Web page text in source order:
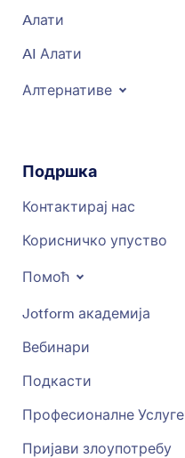
Aлати
AI Алати
Алтернативе
Подршка
Контактирај нас
Корисничко упуство
Помоћ
Jotform академија
Вебинари
Подкасти
Професионалне Услуге
Пријави злоупотребу